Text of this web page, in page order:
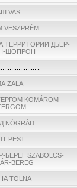
VAS
ТЕРРИТОРИИ ДЬЕР-
ШОПРОН
ZALA
KOMÁROM-
NÓGRÁD
PEST
SZABOLCS-
BEREG
TOLNA